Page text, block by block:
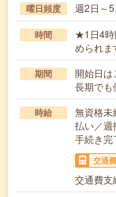
曜日頻度 週2日～
時間
★1日4時
められ
期間
開始日
長期でも
時給
無資格
払い／週
手続き完
交通費
交通費支